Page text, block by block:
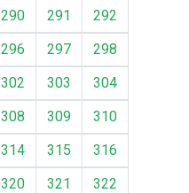
290 291
292
296 297
298
302 303
304
308 309
310
314 315
316
320 321
322